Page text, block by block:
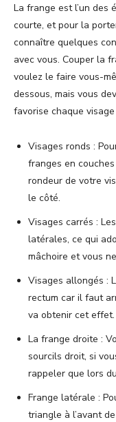
La frange est l’un des
courte, et pour la
connaître quelques
avec vous. Couper la
voulez le faire vous-
dessous, mais vous
favorise chaque
Visages ronds :
franges en
rondeur de votre
le côté.
Visages carrés :
latérales, ce qui
mâchoire et vous
Visages allongés :
rectum car il faut
va obtenir cet effet.
La frange droite :
sourcils droit, si
rappeler que lors
Frange latérale :
triangle à l’avant